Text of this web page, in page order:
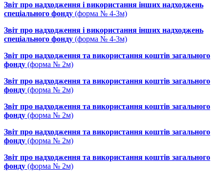
Звіт про надходження і використання інших надходжень
спеціального фонду (форма № 4-3м)
Звіт про надходження і використання інших надходжень
спеціального фонду (форма № 4-3м)
Звіт про надходження та використання коштів загального
фонду (форма № 2м)
Звіт про надходження та використання коштів загального
фонду (форма № 2м)
Звіт про надходження та використання коштів загального
фонду (форма № 2м)
Звіт про надходження та використання коштів загального
фонду (форма № 2м)
Звіт про надходження та використання коштів загального
фонду (форма № 2м)